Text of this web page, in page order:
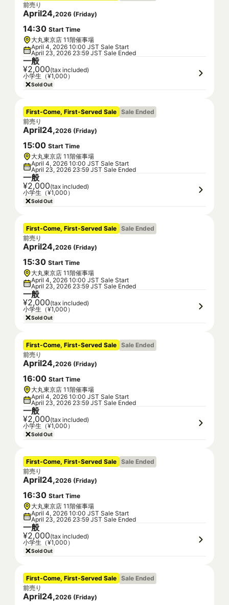
前売り
April24,2026 (Friday)
14:30 Start Time
大丸東京店 11階催事場
April 4, 2026 10:00 JST Sale Start
April 23, 2026 23:59 JST Sale Ended
一般
¥2,000(tax included)
小学生（¥1,000）
Sold Out
First-Come, First-Served Sale Sale Ended
前売り
April24,2026 (Friday)
15:00 Start Time
大丸東京店 11階催事場
April 4, 2026 10:00 JST Sale Start
April 23, 2026 23:59 JST Sale Ended
一般
¥2,000(tax included)
小学生（¥1,000）
Sold Out
First-Come, First-Served Sale Sale Ended
前売り
April24,2026 (Friday)
15:30 Start Time
大丸東京店 11階催事場
April 4, 2026 10:00 JST Sale Start
April 23, 2026 23:59 JST Sale Ended
一般
¥2,000(tax included)
小学生（¥1,000）
Sold Out
First-Come, First-Served Sale Sale Ended
前売り
April24,2026 (Friday)
16:00 Start Time
大丸東京店 11階催事場
April 4, 2026 10:00 JST Sale Start
April 23, 2026 23:59 JST Sale Ended
一般
¥2,000(tax included)
小学生（¥1,000）
Sold Out
First-Come, First-Served Sale Sale Ended
前売り
April24,2026 (Friday)
16:30 Start Time
大丸東京店 11階催事場
April 4, 2026 10:00 JST Sale Start
April 23, 2026 23:59 JST Sale Ended
一般
¥2,000(tax included)
小学生（¥1,000）
Sold Out
First-Come, First-Served Sale Sale Ended
前売り
April24,2026 (Friday)